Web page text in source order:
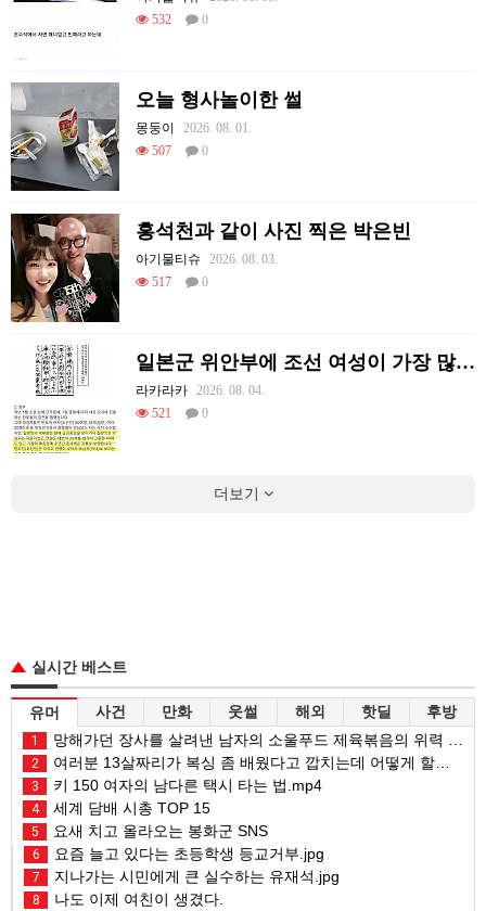
532
0
오늘 형사놀이한 썰
몽둥이
2026. 08. 01.
507
0
홍석천과 같이 사진 찍은 박은빈
아기물티슈
2026. 08. 03.
517
0
일본군 위안부에 조선 여성이 가장 많았던 이유
라카라카
2026. 08. 04.
521
0
더보기
실시간 베스트
유머 사건 만화 웃썰 해외 핫딜 후방
1 망해가던 장사를 살려낸 남자의 소울푸드 제육볶음의 위력 ㅋㅋ
2 여러분 13살짜리가 복싱 좀 배웠다고 깝치는데 어떻게 할까요?
3 키 150 여자의 남다른 택시 타는 법.mp4
4 세계 담배 시총 TOP 15
5 요새 치고 올라오는 봉화군 SNS
6 요즘 늘고 있다는 초등학생 등교거부.jpg
7 지나가는 시민에게 큰 실수하는 유재석.jpg
8 나도 이제 여친이 생겼다.